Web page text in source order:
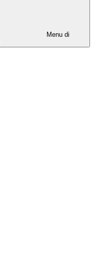
Menu di